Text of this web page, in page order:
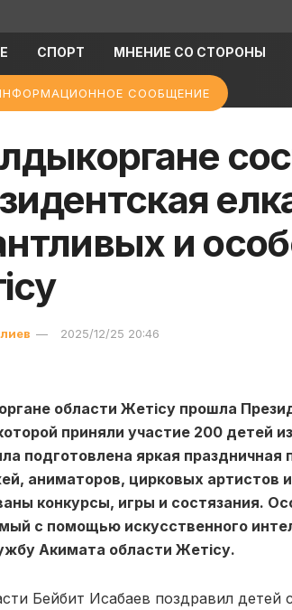
СПОРТ МНЕНИЕ СО СТОРОНЫ
СООБЩЕНИЕ
и
2025/12/25 20:46
области Жетісу прошла
приняли участие 200 детей
подготовлена яркая
аниматоров, цирковых артистов
конкурсы, игры и состязания.
с помощью искусственного
Акимата области Жетісу.
Бейбит Исабаев поздравил